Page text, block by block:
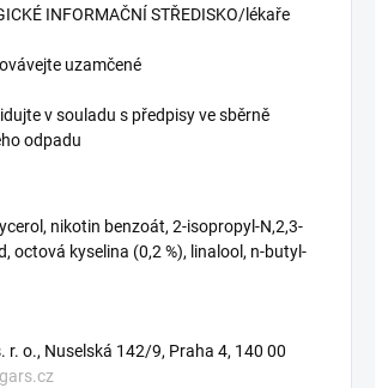
INFORMAČNÍ STŘEDISKO/lékaře
uzamčené
v souladu s předpisy ve sběrně
odpadu
nikotin benzoát, 2-isopropyl-N,2,3-
octová kyselina (0,2 %), linalool, n-butyl-
r. o., Nuselská 142/9, Praha 4, 140 00